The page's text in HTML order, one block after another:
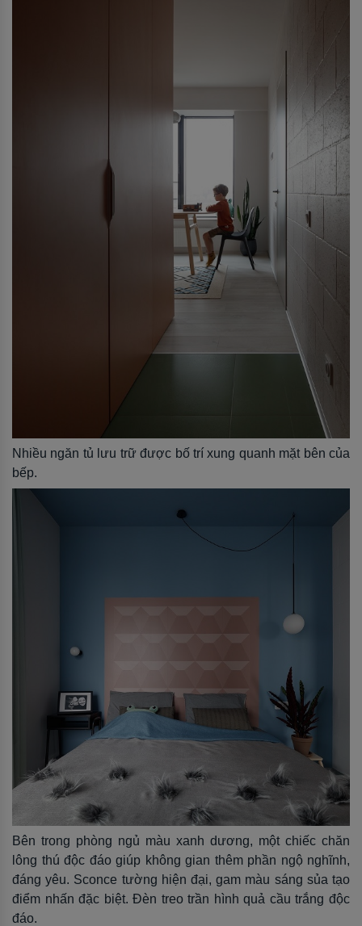
Nhiều ngăn tủ lưu trữ được bố trí xung quanh mặt bên của
bếp.
Bên trong phòng ngủ màu xanh dương, một chiếc chăn
lông thú độc đáo giúp không gian thêm phần ngộ nghĩnh,
đáng yêu. Sconce tường hiện đại, gam màu sáng sủa tạo
điểm nhấn đặc biệt. Đèn treo trần hình quả cầu trắng độc
đáo.